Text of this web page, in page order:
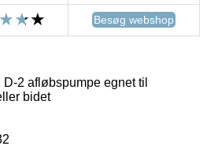
Besøg webshop
2 afløbspumpe egnet til
bidet